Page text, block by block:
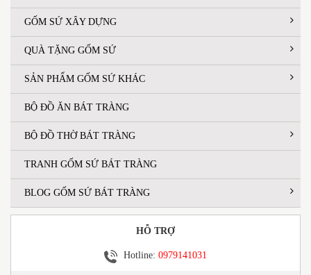
GỐM SỨ XÂY DỰNG
QUÀ TẶNG GỐM SỨ
SẢN PHẨM GỐM SỨ KHÁC
BỘ ĐỒ ĂN BÁT TRÀNG
BỘ ĐỒ THỜ BÁT TRÀNG
TRANH GỐM SỨ BÁT TRÀNG
BLOG GỐM SỨ BÁT TRÀNG
HỖ TRỢ
Hotline: 0979141031